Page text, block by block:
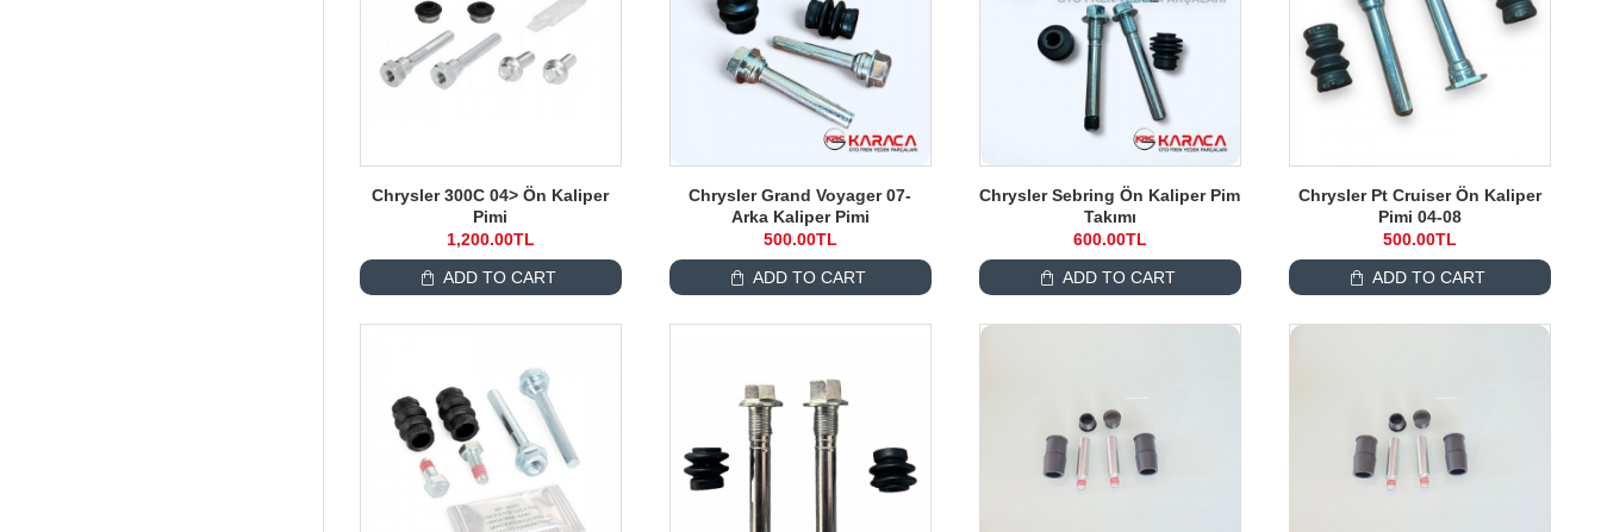
Chrysler 300C 04> Ön Kaliper
Pimi
1,200.00TL
ADD TO CART
Chrysler Grand Voyager 07-
Arka Kaliper Pimi
500.00TL
ADD TO CART
Chrysler Sebring Ön Kaliper Pim
Takımı
600.00TL
ADD TO CART
Chrysler Pt Cruiser Ön Kaliper
Pimi 04-08
500.00TL
ADD TO CART